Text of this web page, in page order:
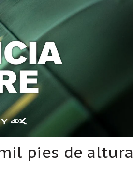
pies de altura